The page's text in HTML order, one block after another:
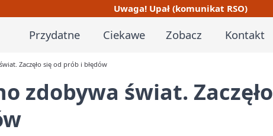
Uwaga! Upał (komunikat RSO)
Przydatne Ciekawe Zobacz Kontakt
Zaczęło się od prób i błędów
zdobywa świat. Zaczęło